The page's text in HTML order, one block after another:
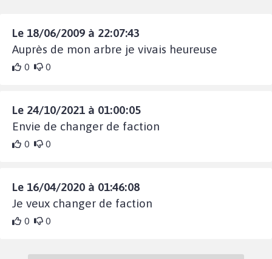
Le 18/06/2009 à 22:07:43
Auprès de mon arbre je vivais heureuse
0 0
Le 24/10/2021 à 01:00:05
Envie de changer de faction
0 0
Le 16/04/2020 à 01:46:08
Je veux changer de faction
0 0